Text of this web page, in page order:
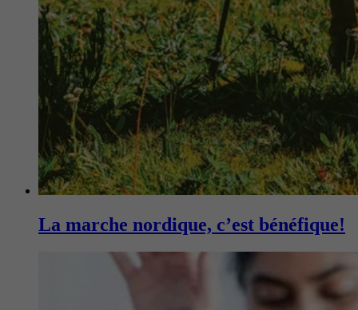
La marche nordique, c’est bénéfique!